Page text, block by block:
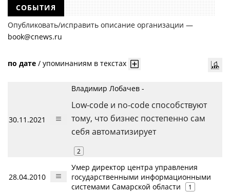
СОБЫТИЯ
Опубликовать/исправить описание организации —
book@cnews.ru
по дате / упоминаниям в текстах
30.11.2021
Владимир Лобачев -
Low-code и no-code способствуют
тому, что бизнес постепенно сам
себя автоматизирует
2
28.04.2010
Умер директор центра управления
государственными информационными
системами Самарской области
1